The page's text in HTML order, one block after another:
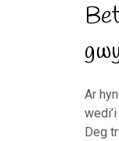
Ar
Deg